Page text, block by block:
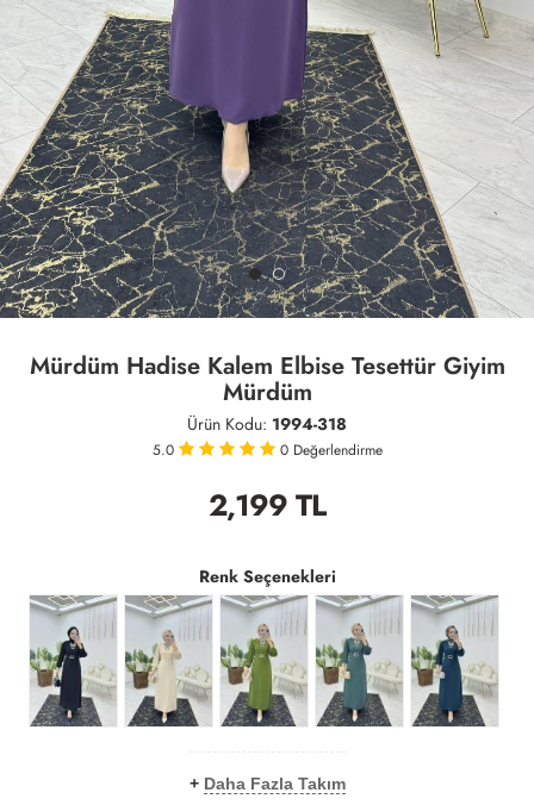
Mürdüm Hadise Kalem Elbise Tesettür Giyim
Mürdüm
Ürün Kodu: 1994-318
5.0 0 Değerlendirme
2,199TL
Renk Seçenekleri
+ Daha Fazla Takım